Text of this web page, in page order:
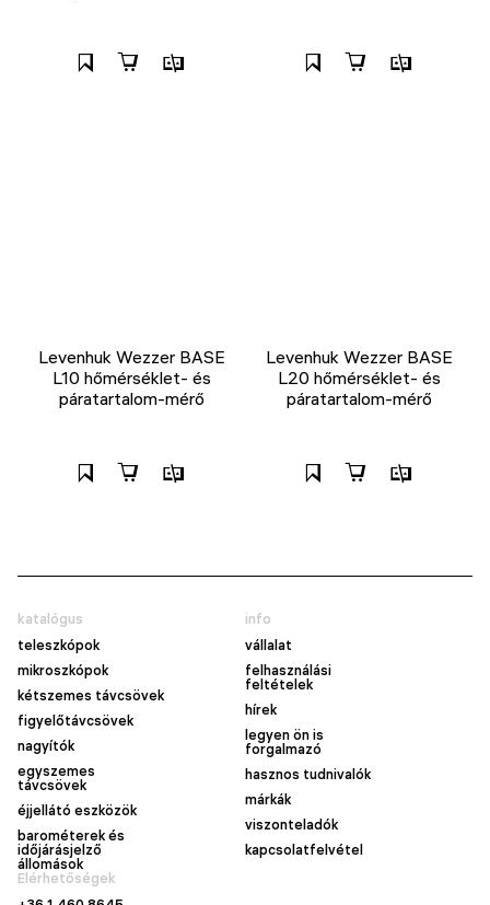
Levenhuk Wezzer BASE
L10 hőmérséklet- és
páratartalom-mérő
Levenhuk Wezzer BASE
L20 hőmérséklet- és
páratartalom-mérő
katalógus
teleszkópok
mikroszkópok
kétszemes távcsövek
figyelőtávcsövek
nagyítók
egyszemes
távcsövek
éjjellátó eszközök
barométerek és
időjárásjelző
állomások
info
vállalat
felhasználási
feltételek
hírek
legyen ön is
forgalmazó
hasznos tudnivalók
márkák
viszonteladók
kapcsolatfelvétel
Elérhetőségek